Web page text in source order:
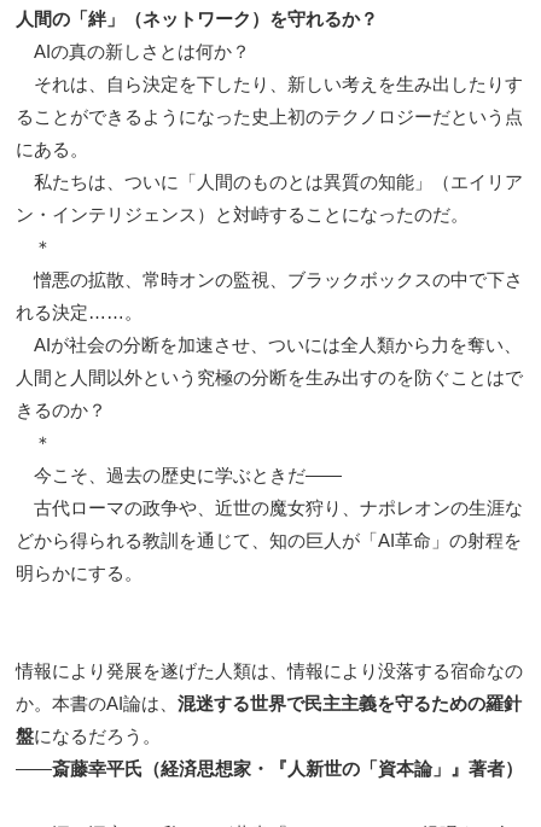
人間の「絆」（ネットワーク）を守れるか？
AIの真の新しさとは何か？
それは、自ら決定を下したり、新しい考えを生み出したりす
ることができるようになった史上初のテクノロジーだという点
にある。
私たちは、ついに「人間のものとは異質の知能」（エイリア
ン・インテリジェンス）と対峙することになったのだ。
＊
憎悪の拡散、常時オンの監視、ブラックボックスの中で下さ
れる決定……。
AIが社会の分断を加速させ、ついには全人類から力を奪い、
人間と人間以外という究極の分断を生み出すのを防ぐことはで
きるのか？
＊
今こそ、過去の歴史に学ぶときだ――
古代ローマの政争や、近世の魔女狩り、ナポレオンの生涯な
どから得られる教訓を通じて、知の巨人が「AI革命」の射程を
明らかにする。
情報により発展を遂げた人類は、情報により没落する宿命なの
か。本書のAI論は、混迷する世界で民主主義を守るための羅針
盤になるだろう。
——斎藤幸平氏（経済思想家・『人新世の「資本論」』著者）